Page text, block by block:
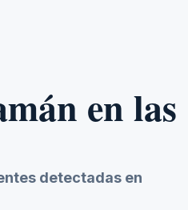
en las
detectadas en